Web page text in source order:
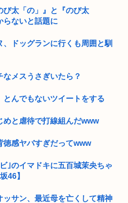
び太「の」』と『のび太
らないと話題に
、ドッグランに行くも周囲と馴
なメスうさぎいたら？
とんでもないツイートをする
めと虐待で打線組んだwww
徳感ヤバすぎだってwww
｣のイマドキに五百城茉央ちゃ
46】
ッサン、最近母を亡くして精神